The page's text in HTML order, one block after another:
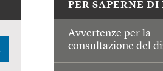
PER SAPERNE DI
Avvertenze per la
consultazione del